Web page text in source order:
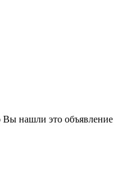
Вы нашли это объявление